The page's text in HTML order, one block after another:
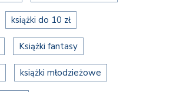
książki do 10 zł
Książki fantasy
książki młodzieżowe